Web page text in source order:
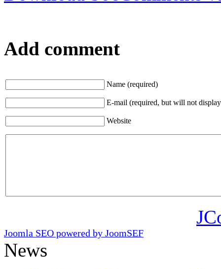
Add comment
Name (required)
E-mail (required, but will not
Website
Joomla SEO powered by JoomSEF
News